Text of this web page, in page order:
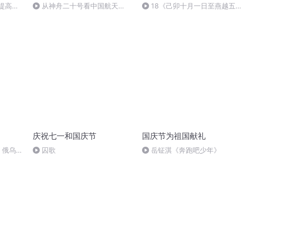
高班
从神舟二十号看中国航天
18《己卯十月一日至燕越五
乌冲
庆祝七一和国庆节
囚歌
国庆节为祖国献礼
岳钲淇《奔跑吧少年》